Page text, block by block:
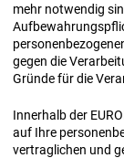
mehr notwendig
gegen die
Gründe für die
Innerhalb der
auf Ihre
vertraglichen und